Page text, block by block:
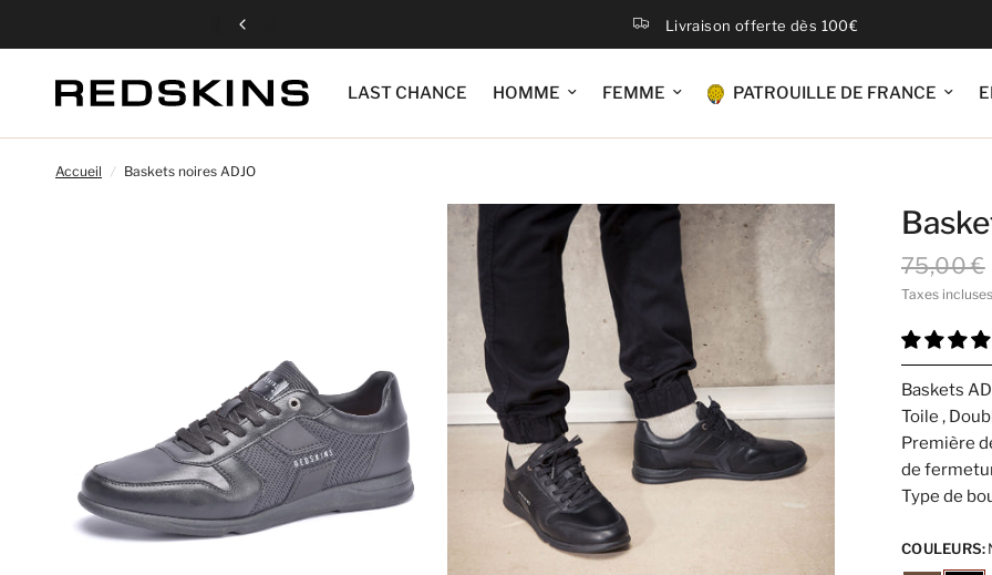
Livraison offerte dès 100€
LAST CHANCE HOMME FEMME PATROUILLE DE FRANCE
Accueil / Baskets noires ADJO
75,00 €
Taxes
Baskets
Toile ,
Première
de
Type de
COULEURS: